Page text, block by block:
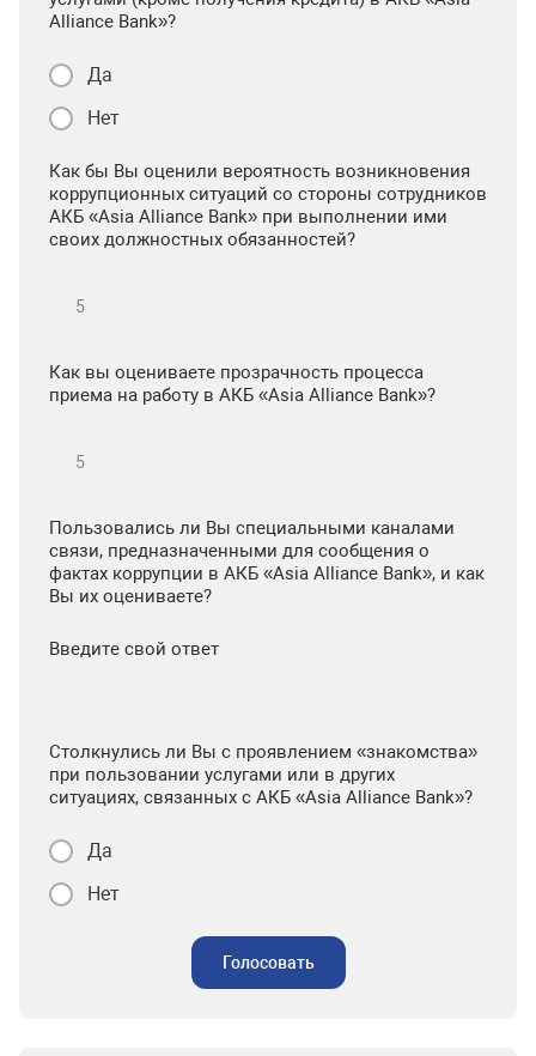
Alliance Bank»?
Да
Нет
Как бы Вы оценили вероятность возникновения
коррупционных ситуаций со стороны сотрудников
АКБ «Asia Alliance Bank» при выполнении ими
своих должностных обязанностей?
Как вы оцениваете прозрачность процесса
приема на работу в АКБ «Asia Alliance Bank»?
Пользовались ли Вы специальными каналами
связи, предназначенными для сообщения о
фактах коррупции в АКБ «Asia Alliance Bank», и как
Вы их оцениваете?
Введите свой ответ
Столкнулись ли Вы с проявлением «знакомства»
при пользовании услугами или в других
ситуациях, связанных с АКБ «Asia Alliance Bank»?
Да
Нет
Голосовать